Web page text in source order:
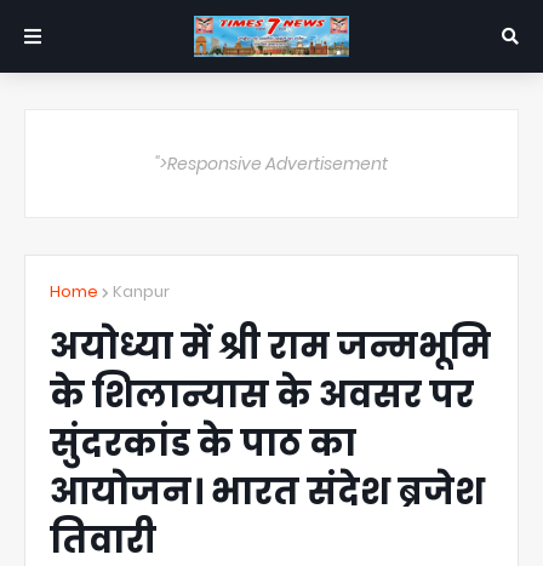
">Responsive Advertisement
Home Kanpur
अयोध्या में श्री राम जन्मभूमि
के शिलान्यास के अवसर पर
सुंदरकांड के पाठ का
आयोजन। भारत संदेश ब्रजेश
तिवारी